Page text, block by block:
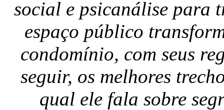
social e psicanálise para
espaço público
condomínio, com seus
seguir, os melhores
qual ele fala sobre